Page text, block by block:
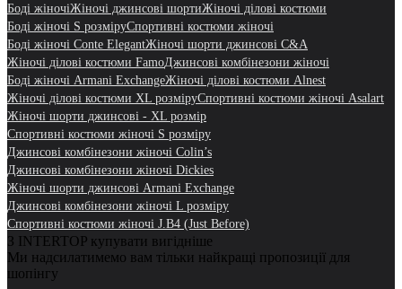
Боді жіночіЖіночі джинсові шортиЖіночі ділові костюми
Боді жіночі S розміруСпортивні костюми жіночі
Боді жіночі Conte ElegantЖіночі шорти джинсові C&A
Жіночі ділові костюми FamoДжинсові комбінезони жіночі
Боді жіночі Armani ExchangeЖіночі ділові костюми Alnest
Жіночі ділові костюми XL розміруСпортивні костюми жіночі Asalart
Жіночі шорти джинсові - XL розмір
Спортивні костюми жіночі S розміру
Джинсові комбінезони жіночі Colin’s
Джинсові комбінезони жіночі Dickies
Жіночі шорти джинсові Armani Exchange
Джинсові комбінезони жіночі L розміру
Спортивні костюми жіночі J.B4 (Just Before)
З INTERTOP купувати вигідніше
Ми надсилатимемо вам тільки найкращі пропозиції для
шопінгу